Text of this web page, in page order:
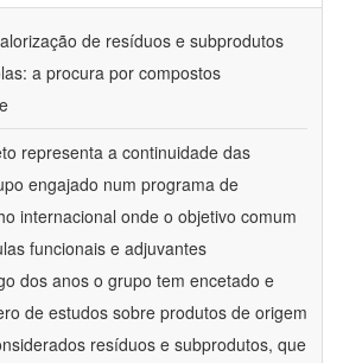
de resíduos e subprodutos
a procura por compostos
representa a continuidade das
engajado num programa de
internacional onde o objetivo comum
funcionais e adjuvantes
dos anos o grupo tem encetado e
de estudos sobre produtos de origem
resíduos e subprodutos, que